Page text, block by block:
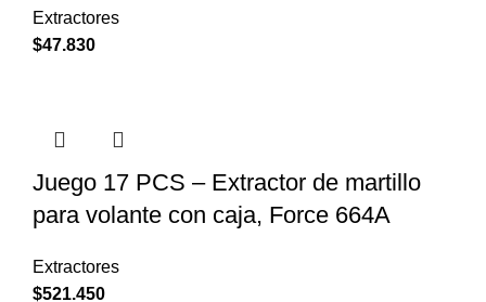
Extractores
$47.830
Juego 17 PCS – Extractor de martillo
para volante con caja, Force 664A
Extractores
$521.450